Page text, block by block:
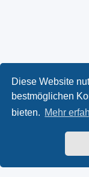
Diese Website
bestmöglichen
bieten. Mehr